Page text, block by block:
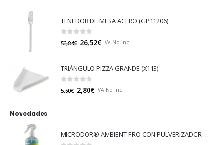
TENEDOR DE MESA ACERO (GP11206)
out of 5
53,04€ 26,52€ IVA No inc.
TRIÁNGULO PIZZA GRANDE (X113)
out of 5
5,60€ 2,80€ IVA No inc.
Novedades
MICRODOR® AMBIENT PRO CON PULVERIZADOR (LB08)